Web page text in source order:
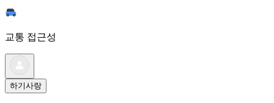
교통 접근성
하기사랑